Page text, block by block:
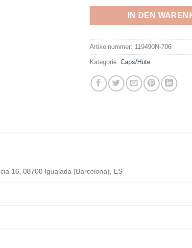
IN DEN
Artikelnummer: 119490N-706
Kategorie: Caps/Hüte
16, 08700 Igualada (Barcelona), ES